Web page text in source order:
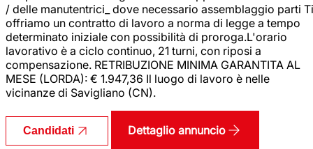
/ delle manutentrici_ dove necessario assemblaggio parti Ti
offriamo un contratto di lavoro a norma di legge a tempo
determinato iniziale con possibilità di proroga.L'orario
lavorativo è a ciclo continuo, 21 turni, con riposi a
compensazione. RETRIBUZIONE MINIMA GARANTITA AL
MESE (LORDA): € 1.947,36 Il luogo di lavoro è nelle
vicinanze di Savigliano (CN).
Candidati Dettaglio annuncio